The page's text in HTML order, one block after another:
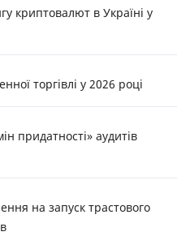
криптовалют в Україні у
торгівлі у 2026 році
придатності» аудитів
на запуск трастового